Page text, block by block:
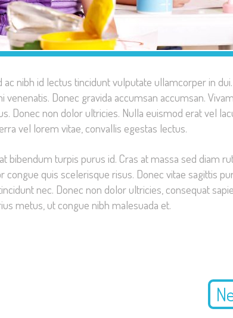
nibh id lectus tincidunt vulputate ullamcorper in
Donec gravida accumsan accumsan.
Donec non dolor ultricies. Nulla euismod erat vel
vel lorem vitae, convallis egestas lectus.
bibendum turpis purus id. Cras at massa sed diam
quis scelerisque risus. Donec vitae sagittis
nec. Donec non dolor ultricies, consequat
metus, ut congue nibh malesuada et.